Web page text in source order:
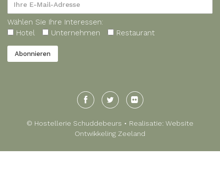
Wählen Sie Ihre Interessen:
Hotel
Unternehmen Restaurant
© Hostellerie Schuddebeurs • Realisatie: Website
Ontwikkeling Zeeland